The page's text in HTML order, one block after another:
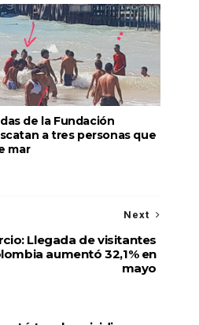
de la Fundación
a tres personas que
mar
Next
Llegada de visitantes
aumentó 32,1% en
mayo